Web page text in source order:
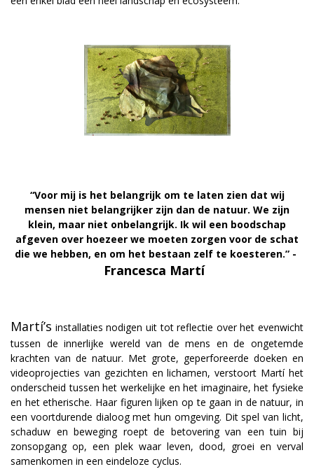
“Voor mij is het belangrijk om te laten zien dat wij
mensen niet belangrijker zijn dan de natuur. We zijn
klein, maar niet onbelangrijk. Ik wil een boodschap
afgeven over hoezeer we moeten zorgen voor de schat
die we hebben, en om het bestaan zelf te koesteren.” -
Francesca Martí
Martí’s installaties nodigen uit tot reflectie over het evenwicht
tussen de innerlijke wereld van de mens en de ongetemde
krachten van de natuur. Met grote, geperforeerde doeken en
videoprojecties van gezichten en lichamen, verstoort Martí het
onderscheid tussen het werkelijke en het imaginaire, het fysieke
en het etherische. Haar figuren lijken op te gaan in de natuur, in
een voortdurende dialoog met hun omgeving. Dit spel van licht,
schaduw en beweging roept de betovering van een tuin bij
zonsopgang op, een plek waar leven, dood, groei en verval
samenkomen in een eindeloze cyclus.